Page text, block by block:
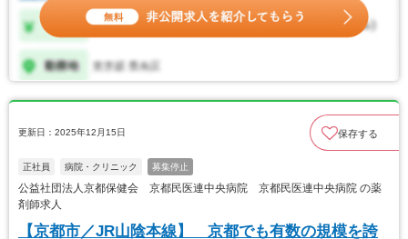
更新日：2025年12月15日 保存する
正社員 病院・クリニック 募集停止
公益社団法人京都保健会 京都民医連中央病院 京都民医連中央病院 の薬
剤師求人
【京都市／JR山陰本線】 京都でも有数の規模を誇